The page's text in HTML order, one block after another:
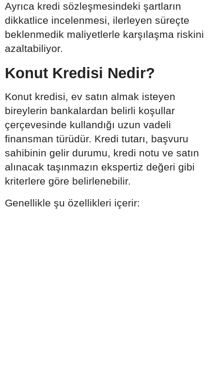
Ayrıca kredi sözleşmesindeki şartların
dikkatlice incelenmesi, ilerleyen süreçte
beklenmedik maliyetlerle karşılaşma riskini
azaltabiliyor.
Konut Kredisi Nedir?
Konut kredisi, ev satın almak isteyen
bireylerin bankalardan belirli koşullar
çerçevesinde kullandığı uzun vadeli
finansman türüdür. Kredi tutarı, başvuru
sahibinin gelir durumu, kredi notu ve satın
alınacak taşınmazın ekspertiz değeri gibi
kriterlere göre belirlenebilir.
Genellikle şu özellikleri içerir: